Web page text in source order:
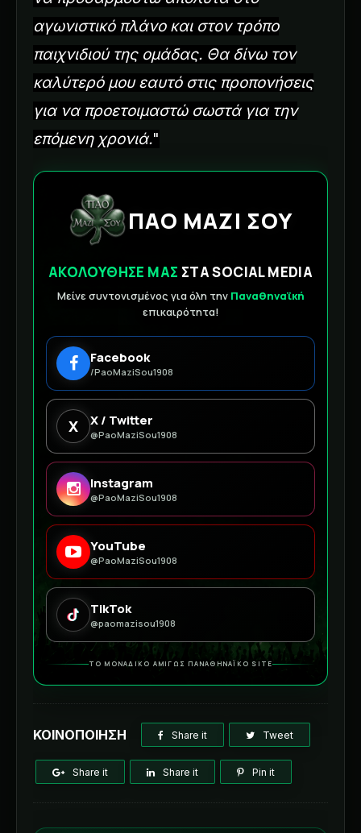
αγωνιστικό πλάνο και στον τρόπο
παιχνιδιού της ομάδας. Θα δίνω τον
καλύτερό μου εαυτό στις προπονήσεις
για να προετοιμαστώ σωστά για την
επόμενη χρονιά."
ΠΑΟ ΜΑΖΙ ΣΟΥ
ΑΚΟΛΟΥΘΗΣΕ ΜΑΣ ΣΤΑ SOCIAL MEDIA
Μείνε συντονισμένος για όλη την Παναθηναϊκή
επικαιρότητα!
Facebook
/PaoMaziSou1908
X X / Twitter
@PaoMaziSou1908
Instagram
@PaoMaziSou1908
YouTube
@PaoMaziSou1908
TikTok
@paomazisou1908
ΤΟ ΜΟΝΑΔΙΚΟ ΑΜΙΓΩΣ ΠΑΝΑΘΗΝΑΪΚΟ SITE
ΚΟΙΝΟΠΟΙΗΣΗ Share it Tweet
Share it Share it Pin it